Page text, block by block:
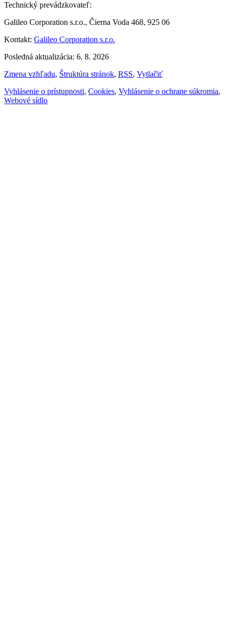
Technický prevádzkovateľ:
Galileo Corporation s.r.o., Čierna Voda 468, 925 06
Kontakt: Galileo Corporation s.r.o.
Posledná aktualizácia: 6. 8. 2026
Zmena vzhľadu, Štruktúra stránok, RSS, Vytlačiť
Vyhlásenie o prístupnosti, Cookies, Vyhlásenie o ochrane súkromia,
Webové sídlo